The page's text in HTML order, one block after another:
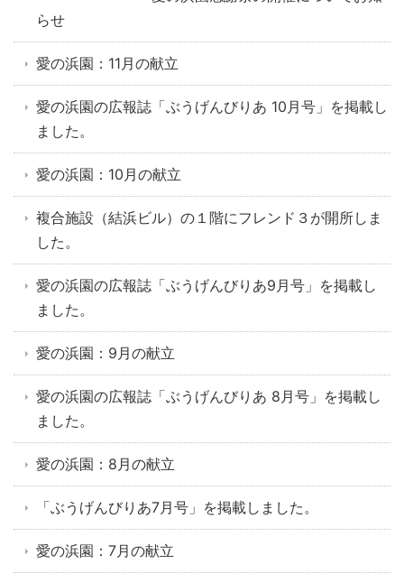
らせ
愛の浜園：11月の献立
愛の浜園の広報誌「ぶうげんびりあ 10月号」を掲載し
ました。
愛の浜園：10月の献立
複合施設（結浜ビル）の１階にフレンド３が開所しま
した。
愛の浜園の広報誌「ぶうげんびりあ9月号」を掲載し
ました。
愛の浜園：9月の献立
愛の浜園の広報誌「ぶうげんびりあ 8月号」を掲載し
ました。
愛の浜園：8月の献立
「ぶうげんびりあ7月号」を掲載しました。
愛の浜園：7月の献立